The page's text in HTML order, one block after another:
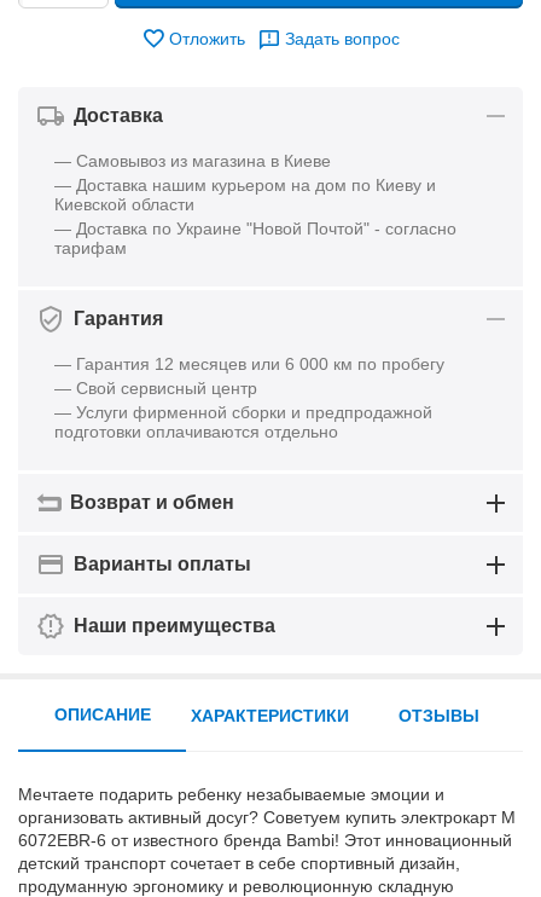
Отложить Задать вопрос
Доставка
— Самовывоз из магазина в Киеве
— Доставка нашим курьером на дом по Киеву и
Киевской области
— Доставка по Украине "Новой Почтой" - согласно
тарифам
Гарантия
— Гарантия 12 месяцев или 6 000 км по пробегу
— Свой сервисный центр
— Услуги фирменной сборки и предпродажной
подготовки оплачиваются отдельно
Возврат и обмен
Варианты оплаты
Наши преимущества
ОПИСАНИЕ
Мечтаете подарить ребенку незабываемые эмоции и
организовать активный досуг? Советуем купить электрокарт M
6072EBR-6 от известного бренда Bambi! Этот инновационный
детский транспорт сочетает в себе спортивный дизайн,
продуманную эргономику и революционную складную
ХАРАКТЕРИСТИКИ ОТЗЫВЫ